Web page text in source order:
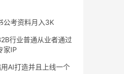
公考资料月入3K
行业普通从业者通过
家IP
AI打造并且上线一个